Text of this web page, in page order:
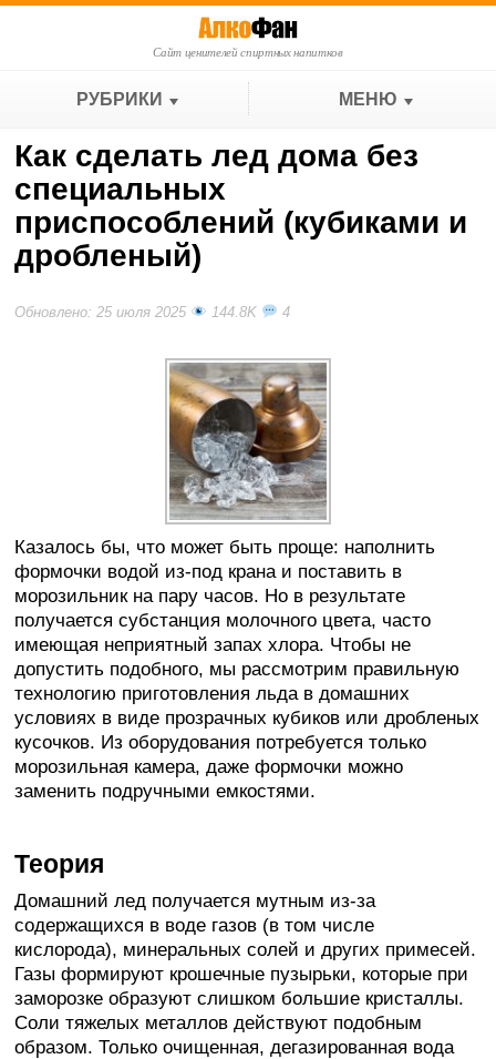
Сайт ценителей спиртных напитков
РУБРИКИ МЕНЮ
Как сделать лед дома без
специальных
приспособлений (кубиками и
дробленый)
Обновлено: 25 июля 2025 144.8K 4
Казалось бы, что может быть проще: наполнить
формочки водой из-под крана и поставить в
морозильник на пару часов. Но в результате
получается субстанция молочного цвета, часто
имеющая неприятный запах хлора. Чтобы не
допустить подобного, мы рассмотрим правильную
технологию приготовления льда в домашних
условиях в виде прозрачных кубиков или дробленых
кусочков. Из оборудования потребуется только
морозильная камера, даже формочки можно
заменить подручными емкостями.
Теория
Домашний лед получается мутным из-за
содержащихся в воде газов (в том числе
кислорода), минеральных солей и других примесей.
Газы формируют крошечные пузырьки, которые при
заморозке образуют слишком большие кристаллы.
Соли тяжелых металлов действуют подобным
образом. Только очищенная, дегазированная вода